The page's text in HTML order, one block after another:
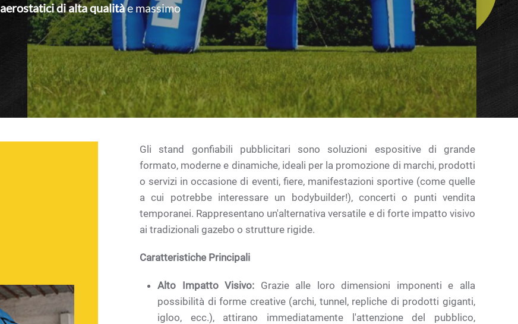
aerostatici di alta qualitàe massimo
Gli stand gonfiabili pubblicitari sono soluzioni espositive di grande
formato, moderne e dinamiche, ideali per la promozione di marchi, prodotti
o servizi in occasione di eventi, fiere, manifestazioni sportive (come quelle
a cui potrebbe interessare un bodybuilder!), concerti o punti vendita
temporanei. Rappresentano un'alternativa versatile e di forte impatto visivo
ai tradizionali gazebo o strutture rigide.
Caratteristiche Principali
Alto Impatto Visivo: Grazie alle loro dimensioni imponenti e alla
possibilità di forme creative (archi, tunnel, repliche di prodotti giganti,
igloo, ecc.), attirano immediatamente l'attenzione del pubblico,